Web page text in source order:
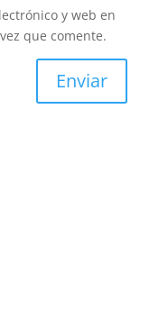
y web en
que comente.
Enviar